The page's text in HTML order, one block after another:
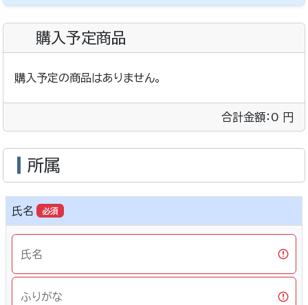
購入予定商品
購入予定の商品はありません。
合計金額： 0 円
所属
氏名 必須
氏名
ふりがな